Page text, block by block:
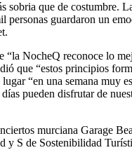
que de costumbre.
guardaron un
NocheQ reconoce lo
que “estos principios
“en una semana
pueden disfrutar de
murciana Garage
y S de Sostenibilidad